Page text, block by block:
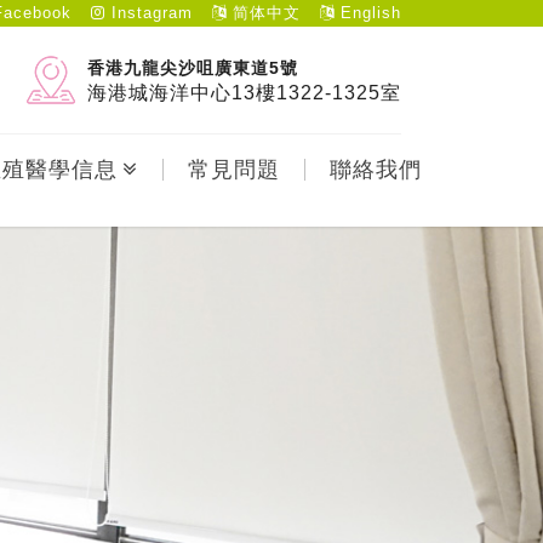
Instagram 简体中文 English
香港九龍尖沙咀廣東道5號
海港城海洋中心13樓1322-1325室
醫學信息 常見問題 聯絡我們